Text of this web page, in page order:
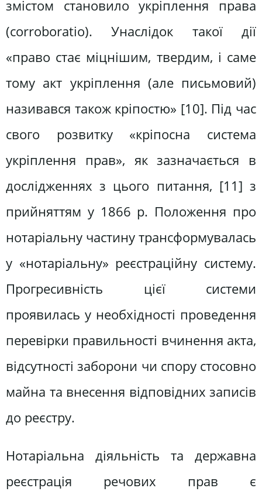
змістом становило укріплення права
(corroboratio). Унаслідок такої дії
«право стає міцнішим, твердим, і саме
тому акт укріплення (але письмовий)
називався також кріпостю» [10]. Під час
свого розвитку «кріпосна система
укріплення прав», як зазначається в
дослідженнях з цього питання, [11] з
прийняттям у 1866 р. Положення про
нотаріальну частину трансформувалась
у «нотаріальну» реєстраційну систему.
Прогресивність цієї системи
проявилась у необхідності проведення
перевірки правильності вчинення акта,
відсутності заборони чи спору стосовно
майна та внесення відповідних записів
до реєстру.
Нотаріальна діяльність та державна
реєстрація речових прав є